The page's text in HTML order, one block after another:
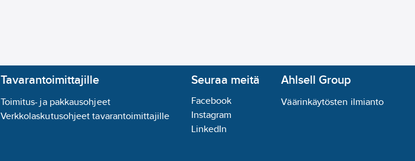
Tavarantoimittajille
Toimitus- ja pakkausohjeet
Verkkolaskutusohjeet tavarantoimittajille
Seuraa meitä
Facebook
Instagram
LinkedIn
Ahlsell Group
Väärinkäytösten ilmianto